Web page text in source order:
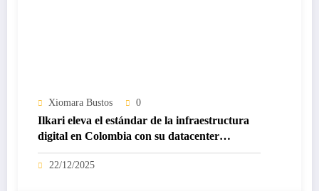
Xiomara Bustos 0
Ilkari eleva el estándar de la infraestructura
digital en Colombia con su datacenter
certificado Nivel IV de ICREA
22/12/2025